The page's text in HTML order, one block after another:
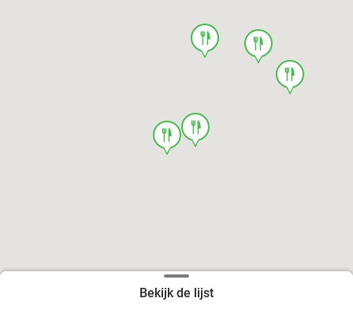
food
food
food
food
food
Bekijk de lijst